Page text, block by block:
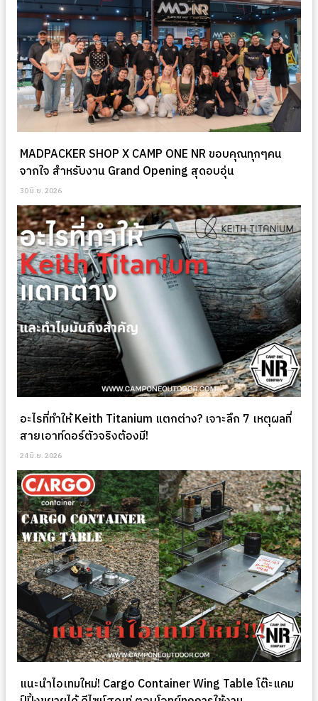
MADPACKER SHOP X CAMP ONE NR ขอบคุณทุกๆคน
จากใจ สำหรับงาน Grand Opening สุดอบอุ่น
30 มิ.ย. 2026
อะไรที่ทำให้ Keith Titanium แตกต่าง? เจาะลึก 7 เหตุผลที่
สายเอาท์ดอร์ตัวจริงต้องมี!
24 มิ.ย. 2026
แนะนำไอเทมใหม่! Cargo Container Wing Table โต๊ะแคม